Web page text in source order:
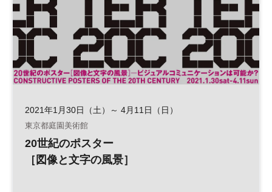
2021年1月30日（土）～ 4月11日（日）
東京都庭園美術館
20世紀のポスター
［図像と文字の風景］